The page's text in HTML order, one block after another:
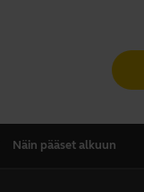
Näin pääset alkuun